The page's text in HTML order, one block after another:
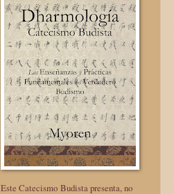
Este Catecismo Budista presenta, no